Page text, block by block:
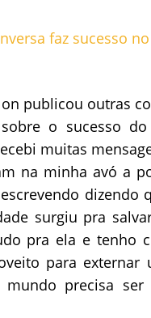
publicou outras
o sucesso do
muitas
na minha avó a
dizendo
surgiu pra
pra ela e tenho
para externar
precisa ser